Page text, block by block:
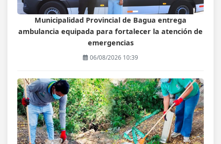
Municipalidad Provincial de Bagua entrega
ambulancia equipada para fortalecer la atención de
emergencias
06/08/2026 10:39